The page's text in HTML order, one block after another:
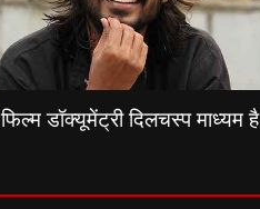
फिल्म डॉक्यूमेंट्री दिलचस्प माध्यम है